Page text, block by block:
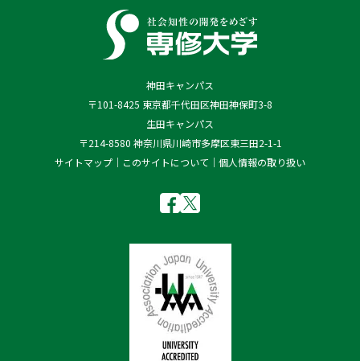
神田キャンパス
〒101-8425 東京都千代田区神田神保町3-8
生田キャンパス
〒214-8580 神奈川県川崎市多摩区東三田2-1-1
サイトマップ
このサイトについて 個人情報の取り扱い